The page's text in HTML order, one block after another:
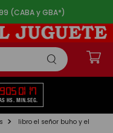
(CABA y GBA*)
05
HS.
01
MIN.
17
SEG.
libro el señor buho y el